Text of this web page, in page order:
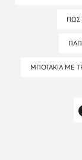
ΜΠΟΤΆΚΙΑ ΜΕ